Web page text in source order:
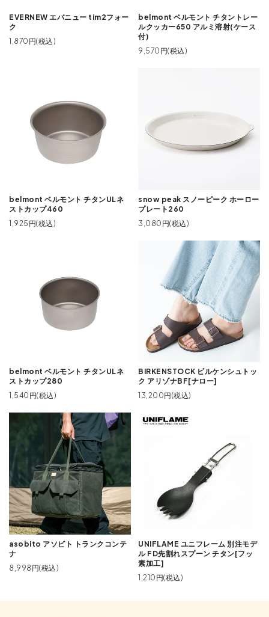
EVERNEW エバニュー tim2フォー
ク
1,870円(税込)
belmont ベルモント チタントレー
ルクッカー650 アルミ溶射(ケース
付)
9,570円(税込)
belmont ベルモント チタンULネ
ストカップ460
1,925円(税込)
snow peak スノーピーク ホーロー
プレート260
3,080円(税込)
belmont ベルモント チタンULネ
ストカップ280
1,540円(税込)
BIRKENSTOCK ビルケンシュトッ
ク アリゾナBF[ナロー]
13,200円(税込)
asobito アソビト トランクコンテ
ナ
8,998円(税込)
UNIFLAME ユニフレーム 別注モデ
ル FD先割れスプーン チタン[フッ
素加工]
1,210円(税込)